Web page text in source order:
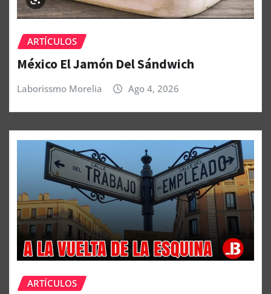
ARTÍCULOS
México El Jamón Del Sándwich
Laborissmo Morelia Ago 4, 2026
ARTÍCULOS